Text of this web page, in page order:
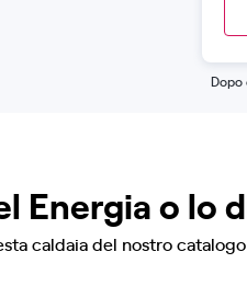
Energia o lo
caldaia del nostro